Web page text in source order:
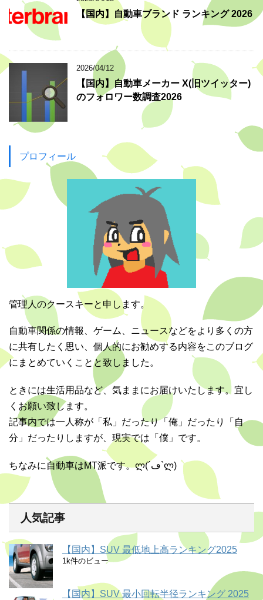
【国内】自動車ブランド ランキング 2026
2026/04/12
【国内】自動車メーカー X(旧ツイッター)
のフォロワー数調査2026
プロフィール
管理人のクースキーと申します。
自動車関係の情報、ゲーム、ニュースなどをより多くの方
に共有したく思い、個人的にお勧めする内容をこのブログ
にまとめていくことと致しました。
ときには生活用品など、気ままにお届けいたします。宜し
くお願い致します。
記事内では一人称が「私」だったり「俺」だったり「自
分」だったりしますが、現実では「僕」です。
ちなみに自動車はMT派です。ლ(´ڡ`ლ)
人気記事
【国内】SUV 最低地上高ランキング2025
1k件のビュー
【国内】SUV 最小回転半径ランキング 2025